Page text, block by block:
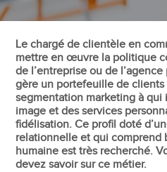
Le chargé de clientèle en
mettre en œuvre la politique
de l’entreprise ou de
gère un portefeuille de
segmentation marketing à qui
image et des services
fidélisation. Ce profil doté
relationnelle et qui comprend
humaine est très recherché.
devez savoir sur ce métier.